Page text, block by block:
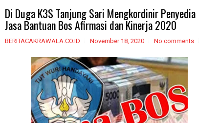
Di Duga K3S Tanjung Sari Mengkordinir Penyedia
Jasa Bantuan Bos Afirmasi dan Kinerja 2020
BERITACAKRAWALA.CO.ID November 18, 2020 No comments